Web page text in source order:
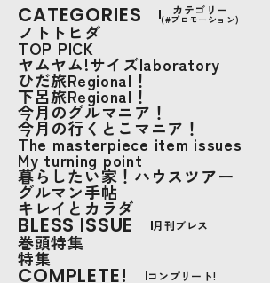
CATEGORIES カテゴリー
(#プロモーション)
ノトトヒダ
TOP PICK
ヤムヤム!サイズlaboratory
ひだ旅Regional！
下呂旅Regional！
今月のグルマニア！
今月の行くとこマニア！
The masterpiece item issues
My turning point
暮らしたい家！ハウスツアー
グルマン手帖
キレイとカラダ
BLESS ISSUE 月刊ブレス
巻頭特集
特集
COMPLETE! コンプリート!